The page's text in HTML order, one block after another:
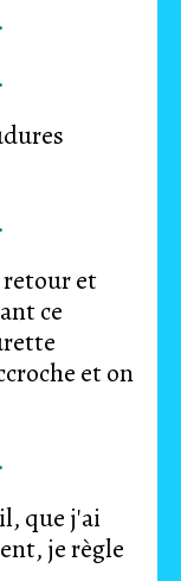
retour et
ce
et on
que j'ai
je règle